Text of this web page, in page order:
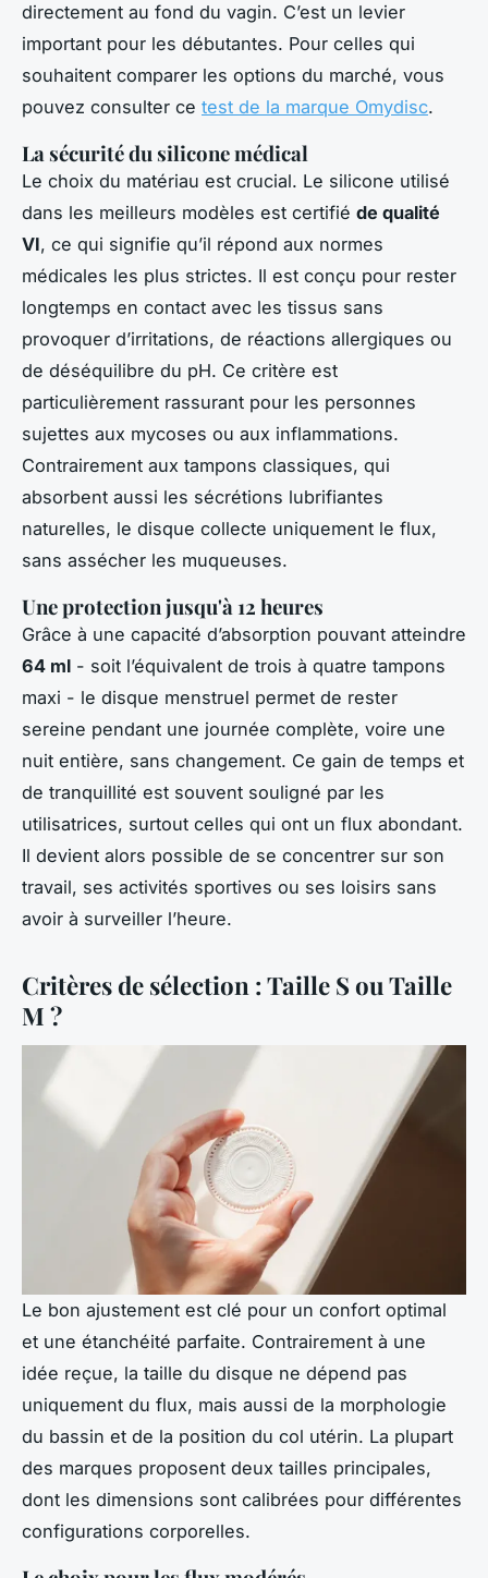
directement au fond du vagin. C’est un levier
important pour les débutantes. Pour celles qui
souhaitent comparer les options du marché, vous
pouvez consulter ce test de la marque Omydisc.
La sécurité du silicone médical
Le choix du matériau est crucial. Le silicone utilisé
dans les meilleurs modèles est certifié de qualité
VI, ce qui signifie qu’il répond aux normes
médicales les plus strictes. Il est conçu pour rester
longtemps en contact avec les tissus sans
provoquer d’irritations, de réactions allergiques ou
de déséquilibre du pH. Ce critère est
particulièrement rassurant pour les personnes
sujettes aux mycoses ou aux inflammations.
Contrairement aux tampons classiques, qui
absorbent aussi les sécrétions lubrifiantes
naturelles, le disque collecte uniquement le flux,
sans assécher les muqueuses.
Une protection jusqu'à 12 heures
Grâce à une capacité d’absorption pouvant atteindre
64 ml - soit l’équivalent de trois à quatre tampons
maxi - le disque menstruel permet de rester
sereine pendant une journée complète, voire une
nuit entière, sans changement. Ce gain de temps et
de tranquillité est souvent souligné par les
utilisatrices, surtout celles qui ont un flux abondant.
Il devient alors possible de se concentrer sur son
travail, ses activités sportives ou ses loisirs sans
avoir à surveiller l’heure.
Critères de sélection : Taille S ou Taille
M ?
Le bon ajustement est clé pour un confort optimal
et une étanchéité parfaite. Contrairement à une
idée reçue, la taille du disque ne dépend pas
uniquement du flux, mais aussi de la morphologie
du bassin et de la position du col utérin. La plupart
des marques proposent deux tailles principales,
dont les dimensions sont calibrées pour différentes
configurations corporelles.